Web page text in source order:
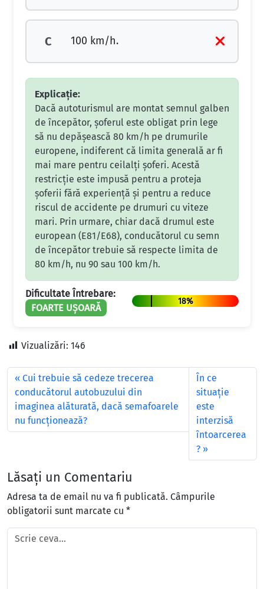
C 100 km/h.
Explicație:
Dacă autoturismul are montat semnul galben
de începător, șoferul este obligat prin lege
să nu depășească 80 km/h pe drumurile
europene, indiferent că limita generală ar fi
mai mare pentru ceilalți șoferi. Acestă
restricție este impusă pentru a proteja
șoferii fără experiență și pentru a reduce
riscul de accidente pe drumuri cu viteze
mari. Prin urmare, chiar dacă drumul este
european (E81/E68), conducătorul cu semn
de începător trebuie să respecte limita de
80 km/h, nu 90 sau 100 km/h.
Dificultate Întrebare:
FOARTE UȘOARĂ
18%
Vizualizări: 146
Cui trebuie să cedeze trecerea
conducătorul autobuzului din
imaginea alăturată, dacă semafoarele
nu funcţionează?
În ce
situaţie
este
interzisă
întoarcerea
?
Lăsați un Comentariu
Adresa ta de email nu va fi publicată. Câmpurile
obligatorii sunt marcate cu *